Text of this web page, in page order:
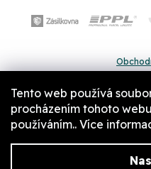
Tento web používá
procházením tohoto
používáním.. Více
Pravidla a